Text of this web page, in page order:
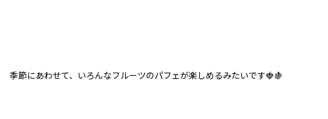
季節にあわせて、いろんなフルーツのパフェが楽しめるみたいです🍓🍇